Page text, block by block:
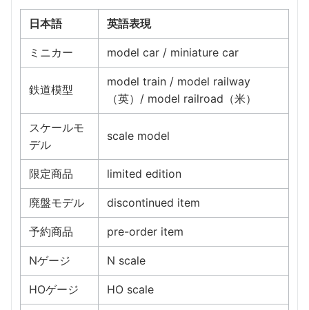
日本語 英語表現
ミニカー model car / miniature car
鉄道模型
model train / model railway
（英）/ model railroad（米）
スケールモ
デル
scale model
限定商品 limited edition
廃盤モデル discontinued item
予約商品 pre-order item
Nゲージ N scale
HOゲージ HO scale